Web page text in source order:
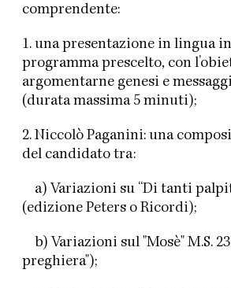
comprendente:
1. una presentazione in lingua
programma prescelto, con
argomentarne genesi e
(durata massima 5 minuti);
2. Niccolò Paganini: una
del candidato tra:
a) Variazioni su “Di tanti
(edizione Peters o Ricordi);
b) Variazioni sul "Mosè" M.S.
preghiera");